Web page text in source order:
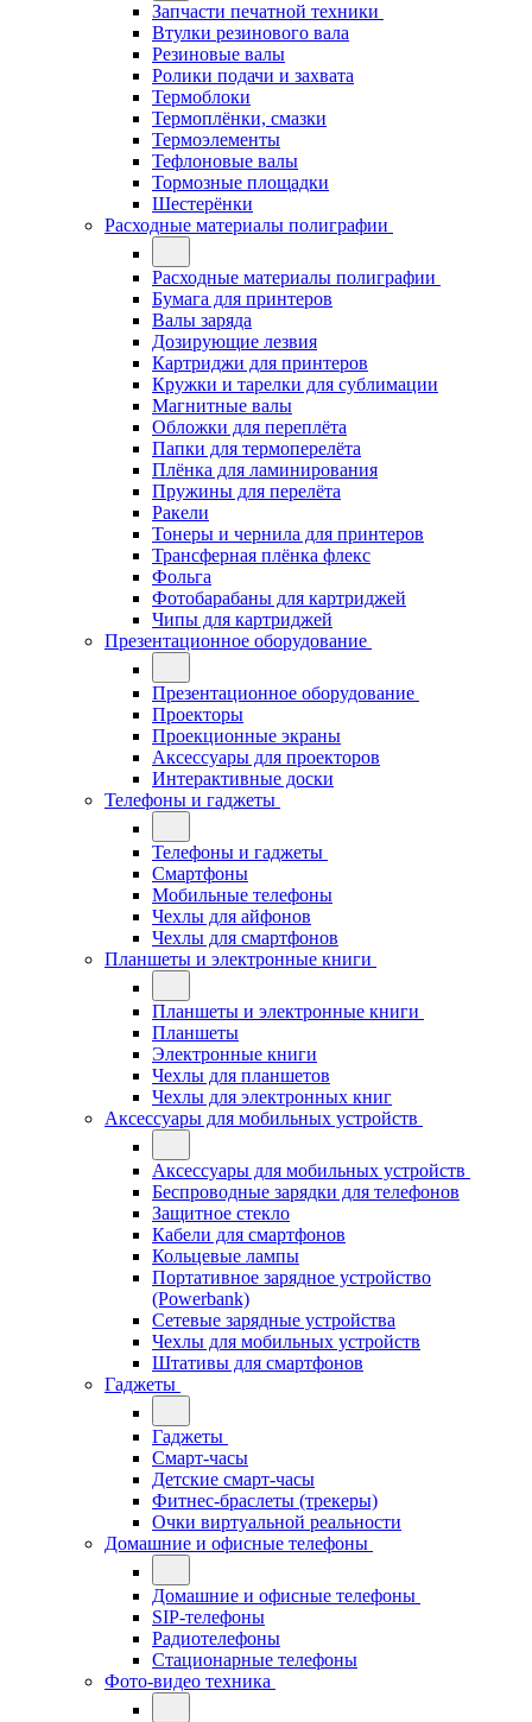
Запчасти печатной техники
Втулки резинового вала
Резиновые валы
Ролики подачи и захвата
Термоблоки
Термоплёнки, смазки
Термоэлементы
Тефлоновые валы
Тормозные площадки
Шестерёнки
Расходные материалы полиграфии
Расходные материалы полиграфии
Бумага для принтеров
Валы заряда
Дозирующие лезвия
Картриджи для принтеров
Кружки и тарелки для сублимации
Магнитные валы
Обложки для переплёта
Папки для термоперелёта
Плёнка для ламинирования
Пружины для перелёта
Ракели
Тонеры и чернила для принтеров
Трансферная плёнка флекс
Фольга
Фотобарабаны для картриджей
Чипы для картриджей
Презентационное оборудование
Презентационное оборудование
Проекторы
Проекционные экраны
Аксессуары для проекторов
Интерактивные доски
Телефоны и гаджеты
Телефоны и гаджеты
Смартфоны
Мобильные телефоны
Чехлы для айфонов
Чехлы для смартфонов
Планшеты и электронные книги
Планшеты и электронные книги
Планшеты
Электронные книги
Чехлы для планшетов
Чехлы для электронных книг
Аксессуары для мобильных устройств
Аксессуары для мобильных устройств
Беспроводные зарядки для телефонов
Защитное стекло
Кабели для смартфонов
Кольцевые лампы
Портативное зарядное устройство
(Powerbank)
Сетевые зарядные устройства
Чехлы для мобильных устройств
Штативы для смартфонов
Гаджеты
Гаджеты
Смарт-часы
Детские смарт-часы
Фитнес-браслеты (трекеры)
Очки виртуальной реальности
Домашние и офисные телефоны
Домашние и офисные телефоны
SIP-телефоны
Радиотелефоны
Стационарные телефоны
Фото-видео техника